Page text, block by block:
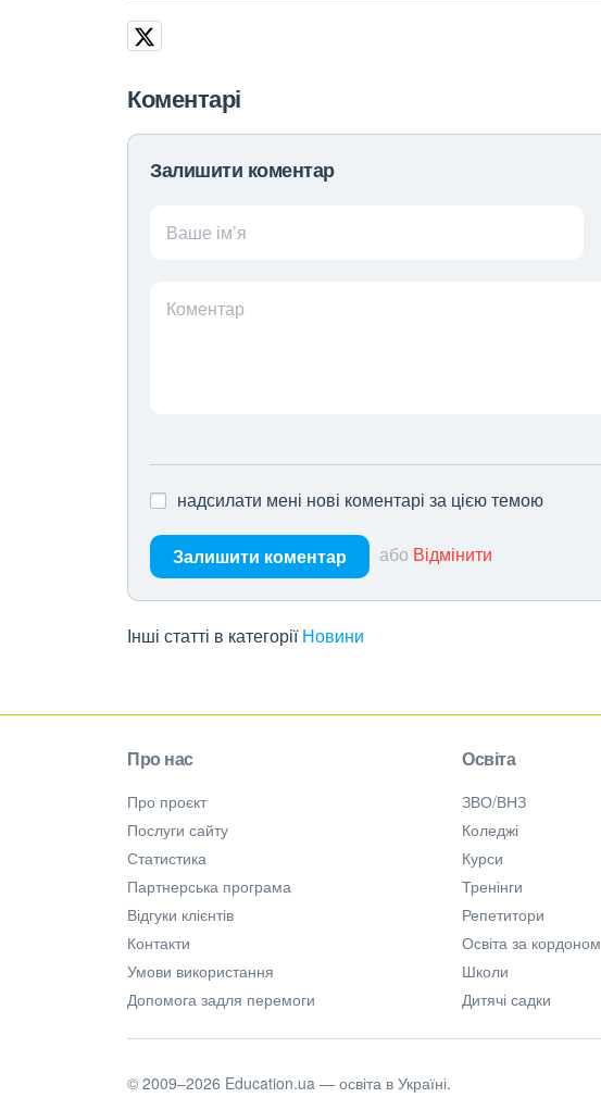
Коментарі
Залишити коментар
Ваше ім’я
Коментар
надсилати мені нові коментарі за цією темою
Залишити коментар або Відмінити
Інші статті в категорії Новини
Про нас
Про проєкт
Послуги сайту
Статистика
Партнерська програма
Відгуки клієнтів
Контакти
Умови використання
Допомога задля перемоги
Освіта
ЗВО/ВНЗ
Коледжі
Курси
Тренінги
Репетитори
Освіта за кордоном
Школи
Дитячі садки
© 2009–2026 Education.ua — освіта в Україні.